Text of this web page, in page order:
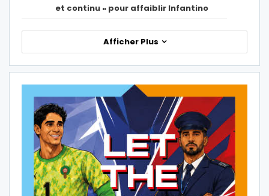
et continu » pour affaiblir Infantino
Afficher Plus